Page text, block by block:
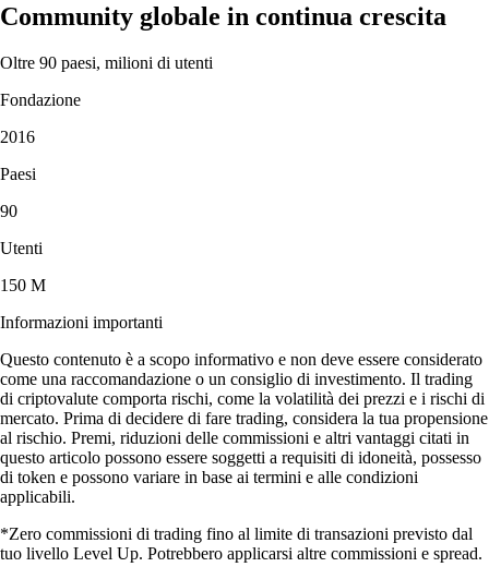
Community globale in continua crescita
Oltre 90 paesi, milioni di utenti
Fondazione
2016
Paesi
90
Utenti
150 M
Informazioni importanti
Questo contenuto è a scopo informativo e non deve essere considerato
come una raccomandazione o un consiglio di investimento. Il trading
di criptovalute comporta rischi, come la volatilità dei prezzi e i rischi di
mercato. Prima di decidere di fare trading, considera la tua propensione
al rischio. Premi, riduzioni delle commissioni e altri vantaggi citati in
questo articolo possono essere soggetti a requisiti di idoneità, possesso
di token e possono variare in base ai termini e alle condizioni
applicabili.
*Zero commissioni di trading fino al limite di transazioni previsto dal
tuo livello Level Up. Potrebbero applicarsi altre commissioni e spread.